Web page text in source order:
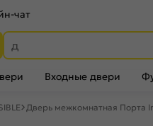
чат
Входные двери
Дверь межкомнатная Порта